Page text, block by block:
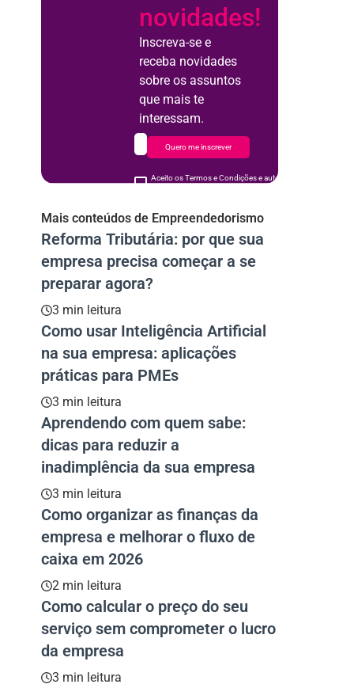
novidades!
Inscreva-se e
receba novidades
sobre os assuntos
que mais te
interessam.
Aceito os Termos e Condições e autorizo o uso de meus
Quero me inscrever
Mais conteúdos de Empreendedorismo
Reforma Tributária: por que sua
empresa precisa começar a se
preparar agora?
3 min leitura
Como usar Inteligência Artificial
na sua empresa: aplicações
práticas para PMEs
3 min leitura
Aprendendo com quem sabe:
dicas para reduzir a
inadimplência da sua empresa
3 min leitura
Como organizar as finanças da
empresa e melhorar o fluxo de
caixa em 2026
2 min leitura
Como calcular o preço do seu
serviço sem comprometer o lucro
da empresa
3 min leitura